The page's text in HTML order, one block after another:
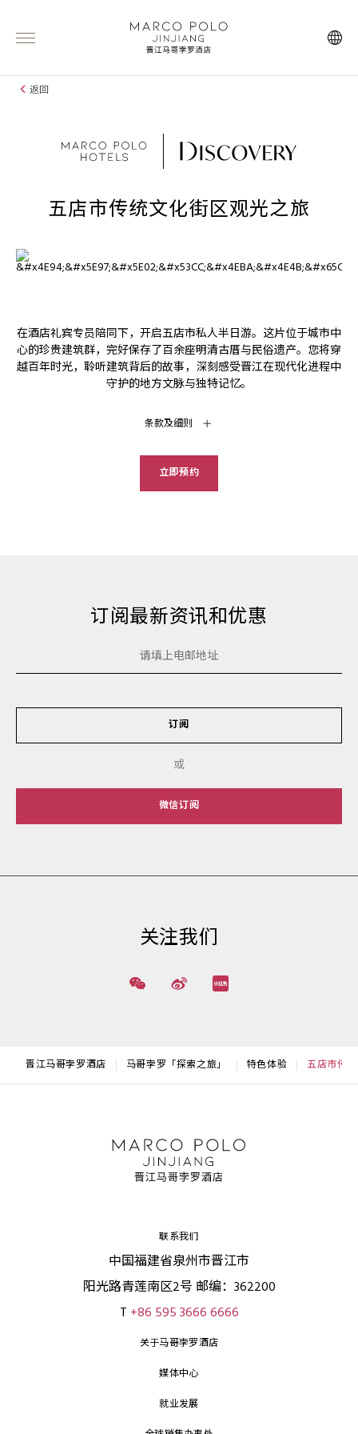
返回
五店市传统文化街区观光之旅
在酒店礼宾专员陪同下，开启五店市私人半日游。这片位于城市中
心的珍贵建筑群，完好保存了百余座明清古厝与民俗遗产。您将穿
越百年时光，聆听建筑背后的故事，深刻感受晋江在现代化进程中
守护的地方文脉与独特记忆。
条款及细则
立即预约
订阅最新资讯和优惠
订阅
或
微信订阅
关注我们
晋江马哥孛罗酒店 马哥孛罗「探索之旅」 特色体验 五店市传
联系我们
中国福建省泉州市晋江市
阳光路青莲南区2号 邮编：362200
T +86 595 3666 6666
关于马哥孛罗酒店
媒体中心
就业发展